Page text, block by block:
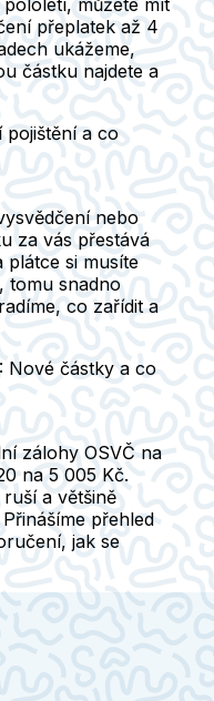
můžete mít
přeplatek až 4
ukážeme,
částku najdete a
pojištění a co
nebo
za vás přestává
plátce si musíte
tomu snadno
co zařídit a
Nové částky a co
zálohy OSVČ na
na 5 005 Kč.
a většině
přehled
jak se